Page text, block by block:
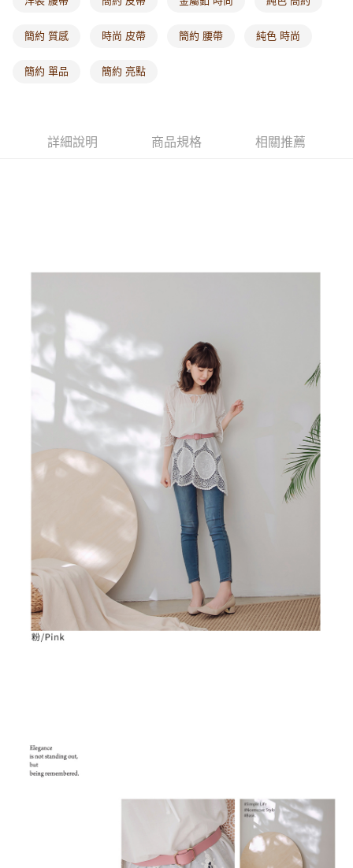
海外配送-港/澳/新/馬/泰國專屬 查看運費
海外配送-其他亞洲地區 查看運費
簡約 質感 時尚 皮帶 簡約 腰帶 純色 時尚
簡約 單品 簡約 亮點
詳細說明 商品規格 相關推薦